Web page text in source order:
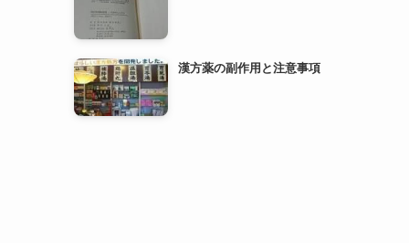
漢方薬の副作用と注意事項